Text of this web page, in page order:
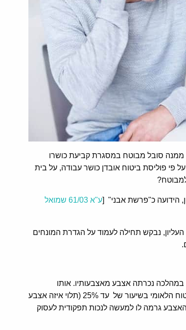
ממנה סובל מבוטח במסגרת קביעת כושרו
פוליסת ביטוח אובדן כושר עבודה, על בית
הידועה כ"פרשת אבני" [
ע"א 61/03 שמואל
נבקש תחילה לעמוד על הגדרת המונחים
נכרתה אצבע מאצבעותיו. אותו
פסנתרן, עשוי להימצא כסובל מאחוזי נכות רפואית על פי תקנות הביטוח הלאומי בשיעור של עד 25% (תלוי איזה אצבע
האצבע גרמה לו למעשה לנכות תפקודית לעסוק